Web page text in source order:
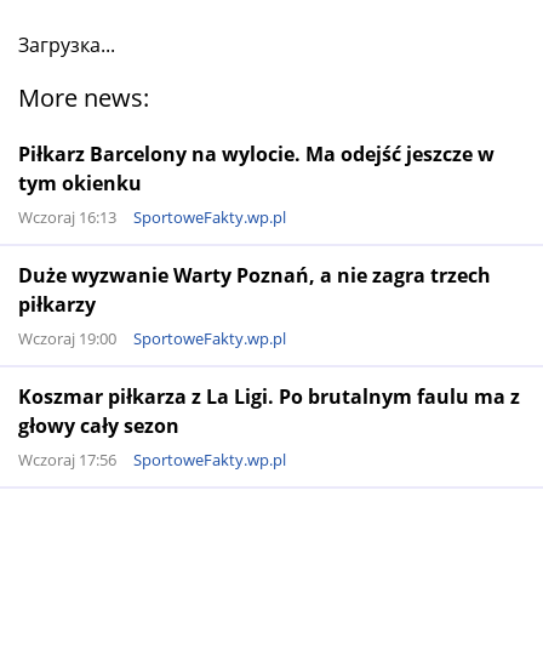
Загрузка...
More news:
Piłkarz Barcelony na wylocie. Ma odejść jeszcze w
tym okienku
Wczoraj 16:13 SportoweFakty.wp.pl
Duże wyzwanie Warty Poznań, a nie zagra trzech
piłkarzy
Wczoraj 19:00 SportoweFakty.wp.pl
Koszmar piłkarza z La Ligi. Po brutalnym faulu ma z
głowy cały sezon
Wczoraj 17:56 SportoweFakty.wp.pl